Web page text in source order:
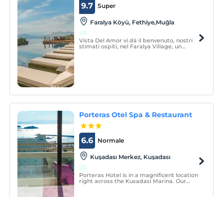
Super
9.7
Faralya Köyü, Fethiye,Muğla
Vista Del Amor vi dà il benvenuto, nostri
stimati ospiti, nel Faralya Village, un
Porteras Otel Spa & Restaurant
Normale
6.6
Kuşadası Merkez, Kuşadası
Porteras Hotel is in a magnificent location
right across the Kusadasi Marina. Our